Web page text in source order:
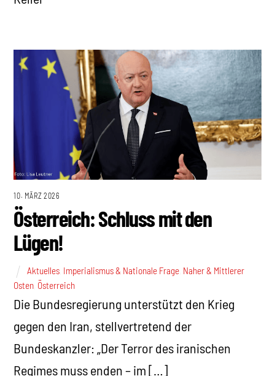
10. MÄRZ 2026
Österreich: Schluss mit den
Lügen!
Aktuelles Imperialismus & Nationale Frage Naher & Mittlerer
Osten Österreich
Die Bundesregierung unterstützt den Krieg
gegen den Iran, stellvertretend der
Bundeskanzler: „Der Terror des iranischen
Regimes muss enden – im […]